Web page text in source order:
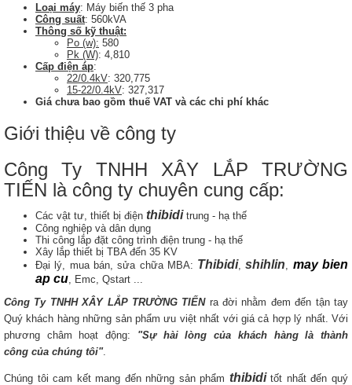
Loại máy: Máy biến thế 3 pha
Công suất: 560kVA
Thông số kỹ thuật:
Po (w): 580
Pk (W): 4,810
Cấp điện áp:
22/0.4kV: 320,775
15-22/0.4kV: 327,317
Giá chưa bao gồm thuế VAT và các chi phí khác
Giới thiệu về công ty
Công Ty TNHH XÂY LẮP TRƯỜNG
TIẾN là công ty chuyên cung cấp:
Các vật tư, thiết bị điện thibidi trung - hạ thế
Công nghiệp và dân dụng
Thi công lắp đặt công trình điện trung - hạ thế
Xây lắp thiết bị TBA đến 35 KV
Đại lý, mua bán, sửa chữa MBA: Thibidi ,shihlin
may bien
ap cu , Emc, Qstart ...
Công Ty TNHH XÂY LẮP TRƯỜNG TIẾNra đời nhằm đem đến tận tay
Quý khách hàng những sản phẩm ưu việt nhất với giá cả hợp lý nhất. Với
phương châm hoạt động: "Sự hài lòng của khách hàng là thành
công của chúng tôi".
Chúng tôi cam kết mang đến những sản phẩm thibiditốt nhất đến quý